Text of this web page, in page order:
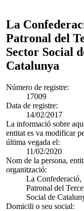
La
Patronal del
Sector Social
Catalunya
Número de registre:
17009
Data de registre:
14/02/2017
La informació sobre
entitat es va modificar
última vegada el:
11/02/2020
Nom de la persona,
organització:
La Confederació,
Patronal del
Social de
Domicili o seu social: